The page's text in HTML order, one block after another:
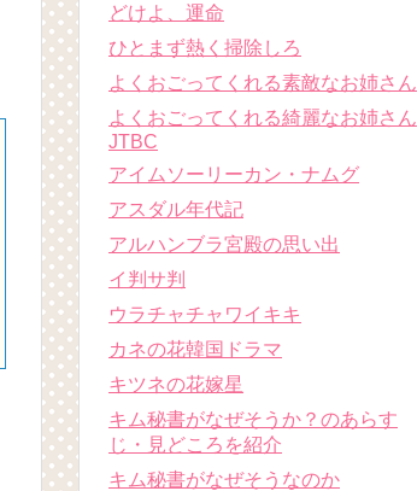
どけよ、運命
ひとまず熱く掃除しろ
よくおごってくれる素敵なお姉さん
よくおごってくれる綺麗なお姉さん
JTBC
アイムソーリーカン・ナムグ
アスダル年代記
アルハンブラ宮殿の思い出
イ判サ判
ウラチャチャワイキキ
カネの花韓国ドラマ
キツネの花嫁星
キム秘書がなぜそうか？のあらす
じ・見どころを紹介
キム秘書がなぜそうなのか